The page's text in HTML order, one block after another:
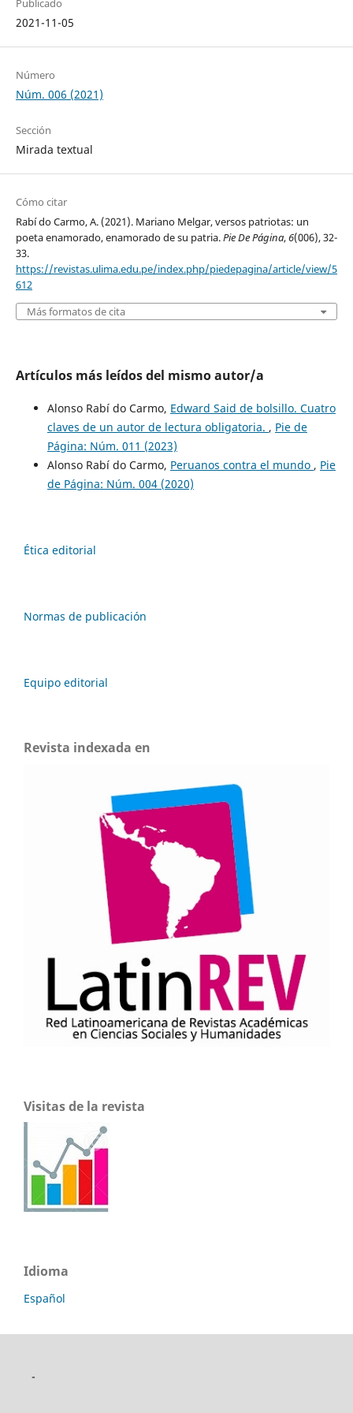
Publicado
2021-11-05
Número
Núm. 006 (2021)
Sección
Mirada textual
Cómo citar
Rabí do Carmo, A. (2021). Mariano Melgar, versos patriotas: un
poeta enamorado, enamorado de su patria.Pie De Página,6(006), 32-
33.
https://revistas.ulima.edu.pe/index.php/piedepagina/article/view/5
612
Más formatos de cita
Artículos más leídos del mismo autor/a
Alonso Rabí do Carmo, Edward Said de bolsillo. Cuatro
claves de un autor de lectura obligatoria. , Pie de
Página: Núm. 011 (2023)
Alonso Rabí do Carmo, Peruanos contra el mundo , Pie
de Página: Núm. 004 (2020)
Ética editorial
Normas de publicación
Equipo editorial
Revista indexada en
Visitas de la revista
Idioma
Español
-